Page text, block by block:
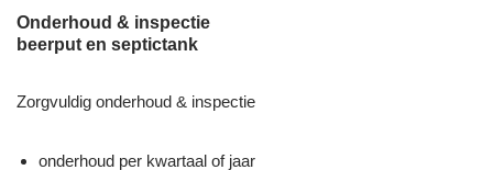
Onderhoud & inspectie
beerput en septictank
Zorgvuldig onderhoud & inspectie
onderhoud per kwartaal of jaar